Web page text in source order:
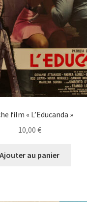
film « L’Educanda »
10,00 €
Ajouter au panier